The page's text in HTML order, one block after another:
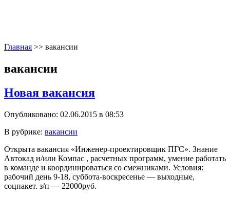
Главная >> вакансии
вакансии
Новая вакансия
Опубликовано: 02.06.2015 в 08:53
В рубрике: вакансии
Открыта вакансия «Инженер-проектировщик ПГС». Знание
Автокад и/или Компас , расчетных программ, умение работать
в команде и координироваться со смежниками. Условия:
рабочий день 9-18, суббота-воскресенье — выходные,
соцпакет. з/п — 22000руб.